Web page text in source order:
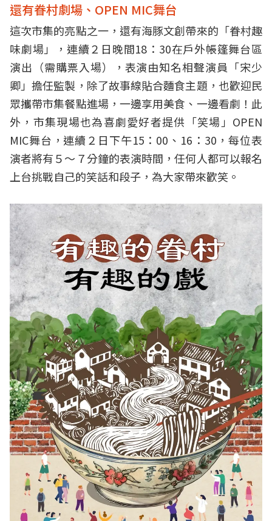
還有眷村劇場、OPEN MIC舞台
這次市集的亮點之一，還有海豚文創帶來的「眷村趣
味劇場」，連續２日晚間18：30在戶外帳篷舞台區
演出（需購票入場），表演由知名相聲演員「宋少
卿」擔任監製，除了故事線貼合麵食主題，也歡迎民
眾攜帶市集餐點進場，一邊享用美食、一邊看劇！此
外，市集現場也為喜劇愛好者提供「笑場」OPEN
MIC舞台，連續２日下午15：00、16：30，每位表
演者將有５～７分鐘的表演時間，任何人都可以報名
上台挑戰自己的笑話和段子，為大家帶來歡笑。